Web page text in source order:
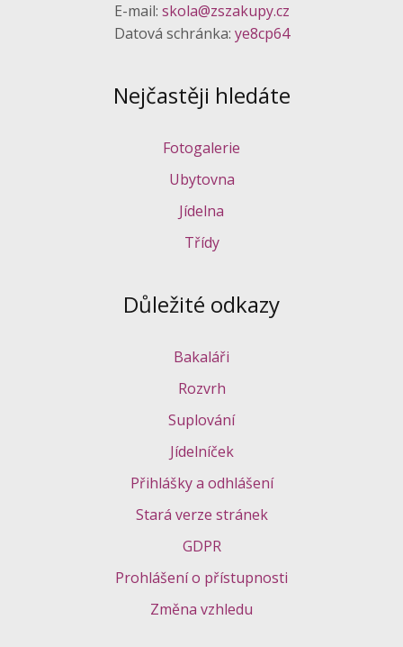
E-mail: skola@zszakupy.cz
Datová schránka: ye8cp64
Nejčastěji hledáte
Fotogalerie
Ubytovna
Jídelna
Třídy
Důležité odkazy
Bakaláři
Rozvrh
Suplování
Jídelníček
Přihlášky a odhlášení
Stará verze stránek
GDPR
Prohlášení o přístupnosti
Změna vzhledu